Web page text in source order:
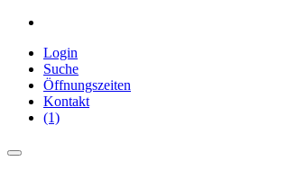
Login
Suche
Öffnungszeiten
Kontakt
(1)